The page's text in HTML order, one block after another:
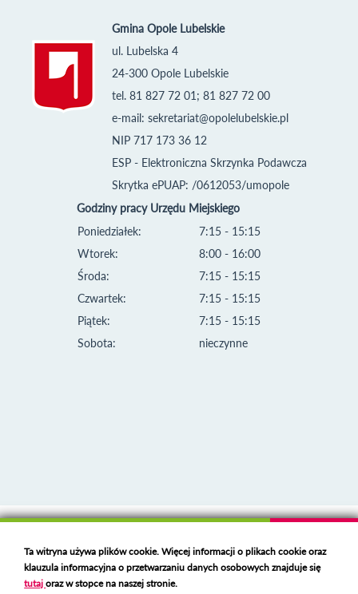
Gmina Opole Lubelskie
ul. Lubelska 4
24-300 Opole Lubelskie
tel. 81 827 72 01; 81 827 72 00
e-mail: sekretariat@opolelubelskie.pl
NIP 717 173 36 12
ESP - Elektroniczna Skrzynka Podawcza
Skrytka ePUAP: /0612053/umopole
Godziny pracy Urzędu Miejskiego
Poniedziałek:
Wtorek:
Środa:
Czwartek:
Piątek:
Sobota:
7:15 - 15:15
8:00 - 16:00
7:15 - 15:15
7:15 - 15:15
7:15 - 15:15
nieczynne
Deklaracja dostępności
Polski serwer RBLhttps://polspam.pl/
Ta witryna używa plików cookie. Więcej informacji o plikach cookie oraz
klauzula informacyjna o przetwarzaniu danych osobowych znajduje się
tutajoraz w stopce na naszej stronie.